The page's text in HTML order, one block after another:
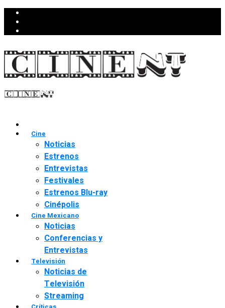
Cine
Noticias
Estrenos
Entrevistas
Festivales
Estrenos Blu-ray
Cinépolis
Cine Mexicano
Noticias
Conferencias y
Entrevistas
Televisión
Noticias de
Televisión
Streaming